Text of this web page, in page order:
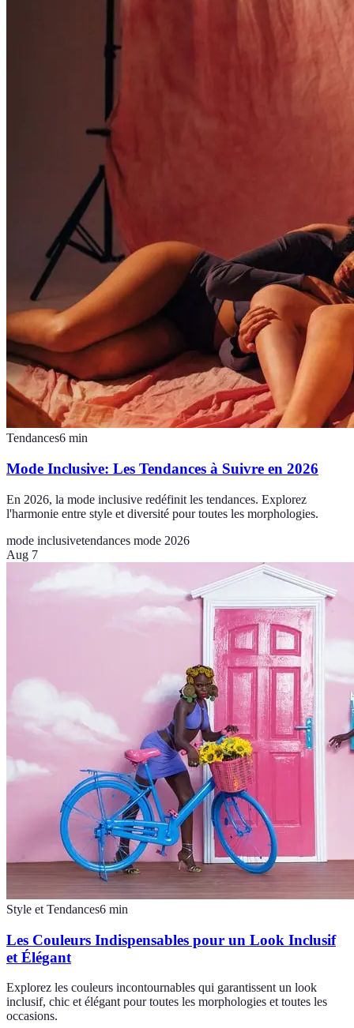
Tendances6 min
Mode Inclusive: Les Tendances à Suivre en 2026
En 2026, la mode inclusive redéfinit les tendances. Explorez
l'harmonie entre style et diversité pour toutes les morphologies.
mode inclusivetendances mode 2026
Aug 7
Style et Tendances6 min
Les Couleurs Indispensables pour un Look Inclusif
et Élégant
Explorez les couleurs incontournables qui garantissent un look
inclusif, chic et élégant pour toutes les morphologies et toutes les
occasions.